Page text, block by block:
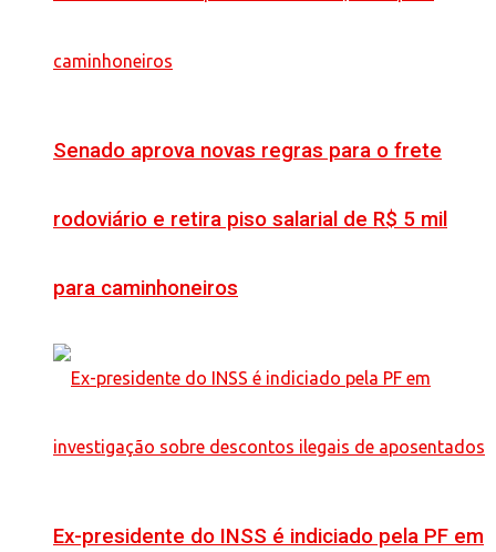
Senado aprova novas regras para o frete
rodoviário e retira piso salarial de R$ 5 mil
para caminhoneiros
Ex-presidente do INSS é indiciado pela PF em